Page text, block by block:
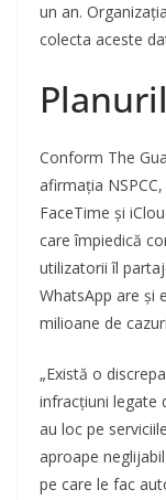
un an.
colecta aceste
Conform The
afirmația
FaceTime și
care împiedică
utilizatorii îl
WhatsApp are și
milioane de
„Există o
infracțiuni legate
au loc pe
aproape
pe care le fac